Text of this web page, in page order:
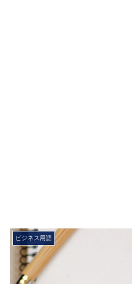
ビジネス用語